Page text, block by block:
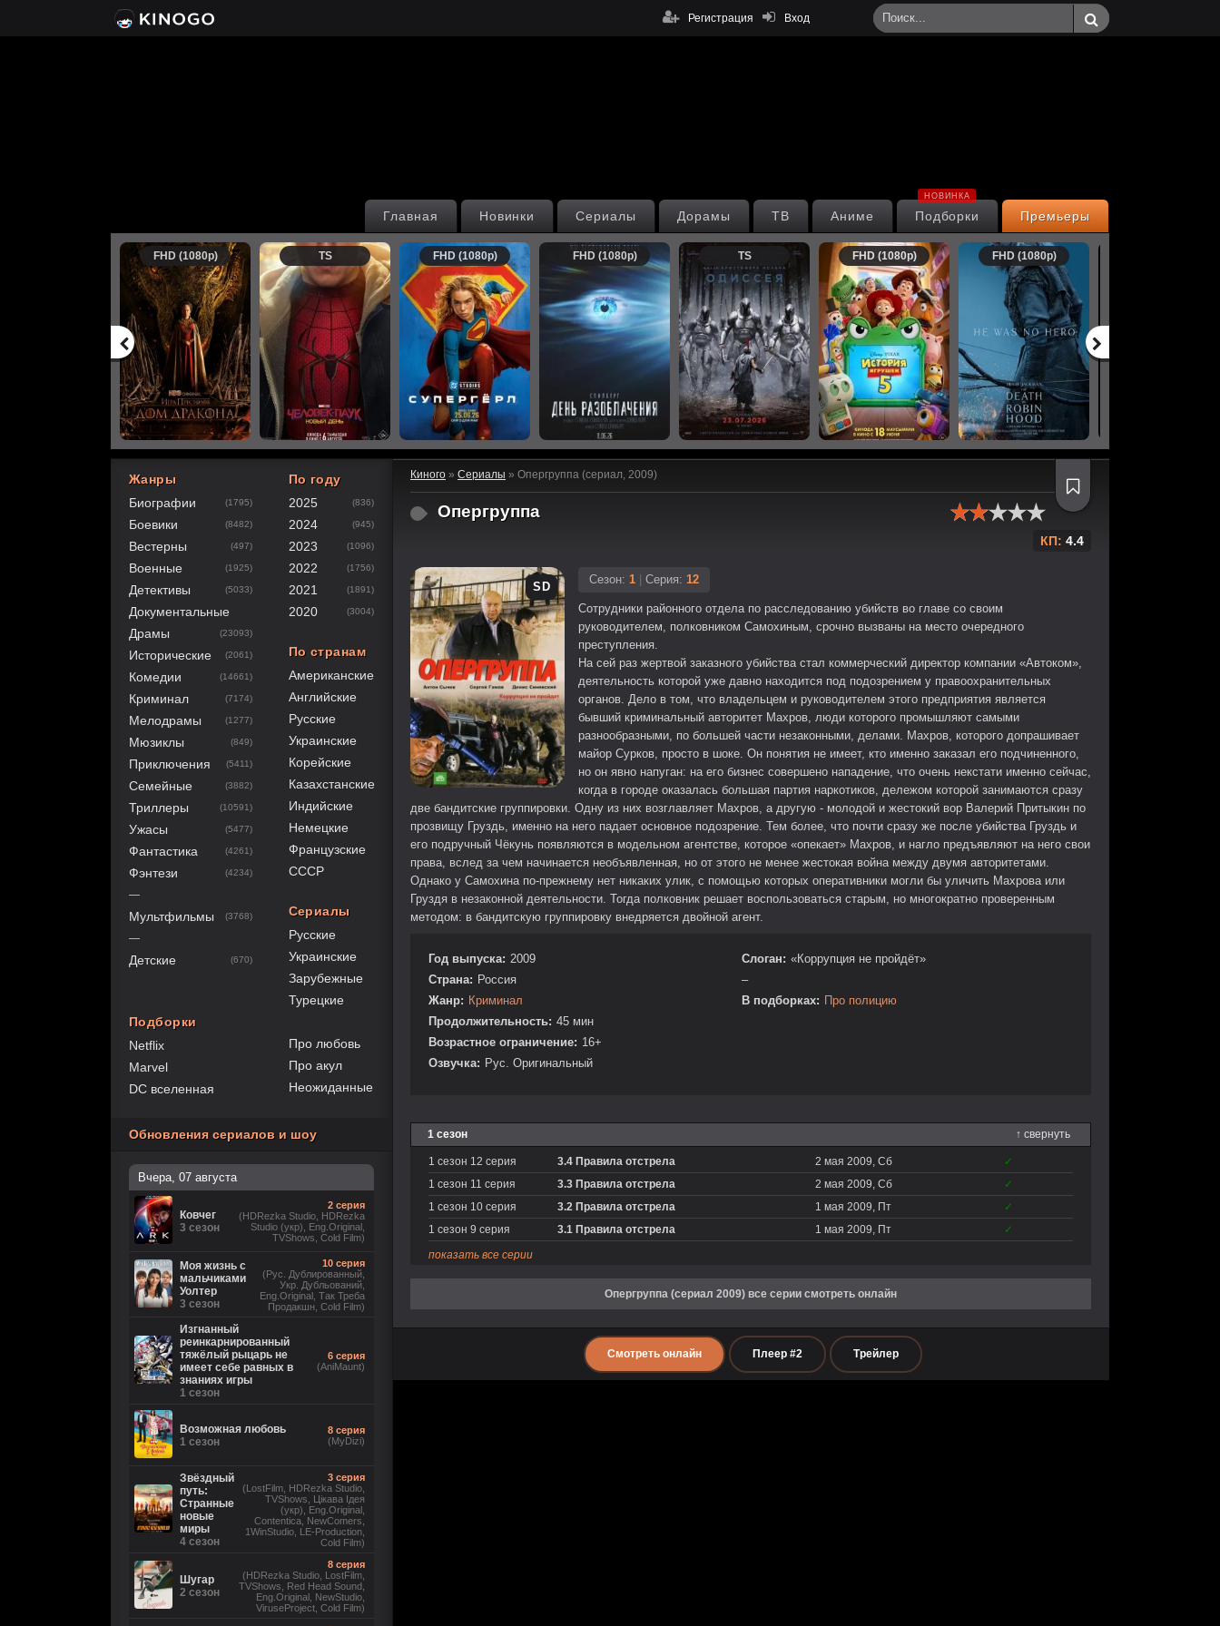
Вход
Регистрация
Премьеры
Подборки
НОВИНКА
Аниме
ТВ
Дорамы
Сериалы
Новинки
Главная
FHD (1080p) TS FHD (1080p) FHD (1080p) TS FHD (1080p) FHD (1080p)
Киного » Сериалы » Опергруппа (сериал, 2009)
Опергруппа
40
1 2 3 4
КП: 4.4
SD
Сезон: 1 Серия: 12
Сотрудники районного отдела по расследованию убийств во главе со своим
руководителем, полковником Самохиным, срочно вызваны на место очередного
преступления.
На сей раз жертвой заказного убийства стал коммерческий директор компании «Автоком»,
деятельность которой уже давно находится под подозрением у правоохранительных
органов. Дело в том, что владельцем и руководителем этого предприятия является
бывший криминальный авторитет Махров, люди которого промышляют самыми
разнообразными, по большей части незаконными, делами. Махров, которого допрашивает
майор Сурков, просто в шоке. Он понятия не имеет, кто именно заказал его подчиненного,
но он явно напуган: на его бизнес совершено нападение, что очень некстати именно сейчас,
когда в городе оказалась большая партия наркотиков, дележом которой занимаются сразу
две бандитские группировки. Одну из них возглавляет Махров, а другую - молодой и жестокий вор Валерий Притыкин по
прозвищу Груздь, именно на него падает основное подозрение. Тем более, что почти сразу же после убийства Груздь и
его подручный Чёкунь появляются в модельном агентстве, которое «опекает» Махров, и нагло предъявляют на него свои
права, вслед за чем начинается необъявленная, но от этого не менее жестокая война между двумя авторитетами.
Однако у Самохина по-прежнему нет никаких улик, с помощью которых оперативники могли бы уличить Махрова или
Груздя в незаконной деятельности. Тогда полковник решает воспользоваться старым, но многократно проверенным
методом: в бандитскую группировку внедряется двойной агент.
Год выпуска: 2009
Страна: Россия
Жанр: Криминал
Продолжительность: 45 мин
Возрастное ограничение: 16+
Озвучка: Рус. Оригинальный
Слоган: «Коррупция не пройдёт»
–
В подборках: Про полицию
1 сезон ↑ свернуть
1 сезон 12 серия 3.4 Правила отстрела 2 мая 2009, Сб
✓
1 сезон 11 серия
3.3 Правила отстрела 2 мая 2009, Сб
✓
1 сезон 10 серия
3.2 Правила отстрела 1 мая 2009, Пт
✓
1 сезон 9 серия
3.1 Правила отстрела 1 мая 2009, Пт
✓
показать все серии
Опергруппа (сериал 2009) все серии смотреть онлайн
Смотреть онлайн Плеер #2 Трейлер
Жанры
Биографии
(1795)
Боевики (8482)
Вестерны (497)
Военные (1925)
Детективы (5033)
Документальные
Драмы
(23093)
Исторические (2061)
Комедии (14661)
Криминал (7174)
Мелодрамы (1277)
Мюзиклы (849)
Приключения (5411)
Семейные (3882)
Триллеры (10591)
Ужасы (5477)
Фантастика (4261)
Фэнтези (4234)
—
Мультфильмы (3768)
—
Детские (670)
Подборки
Netflix
Marvel
DC вселенная
По году
2025
(836)
2024 (945)
2023 (1096)
2022 (1756)
2021 (1891)
2020 (3004)
По странам
Американские
Английские
Русские
Украинские
Корейские
Казахстанские
Индийские
Немецкие
Французские
СССР
Сериалы
Русские
Украинские
Зарубежные
Турецкие
Про любовь
Про акул
Неожиданные
Обновления сериалов и шоу
Вчера, 07 августа
Ковчег
3 сезон
2 серия
(HDRezka Studio, HDRezka
Studio (укр), Eng.Original,
TVShows, Cold Film)
Моя жизнь с
мальчиками
Уолтер
3 сезон
10 серия
(Рус. Дублированный,
Укр. Дубльований,
Eng.Original, Так Треба
Продакшн, Cold Film)
Изгнанный
реинкарнированный
тяжёлый рыцарь не
имеет себе равных в
знаниях игры
1 сезон
6 серия
(AniMaunt)
Возможная любовь
1 сезон
8 серия
(MyDizi)
Звёздный
путь:
Странные
новые
миры
4 сезон
3 серия
(LostFilm, HDRezka Studio,
TVShows, Цікава Ідея
(укр), Eng.Original,
Contentica, NewComers,
1WinStudio, LE-Production,
Cold Film)
Шугар
2 сезон
8 серия
(HDRezka Studio, LostFilm,
TVShows, Red Head Sound,
Eng.Original, NewStudio,
ViruseProject, Cold Film)